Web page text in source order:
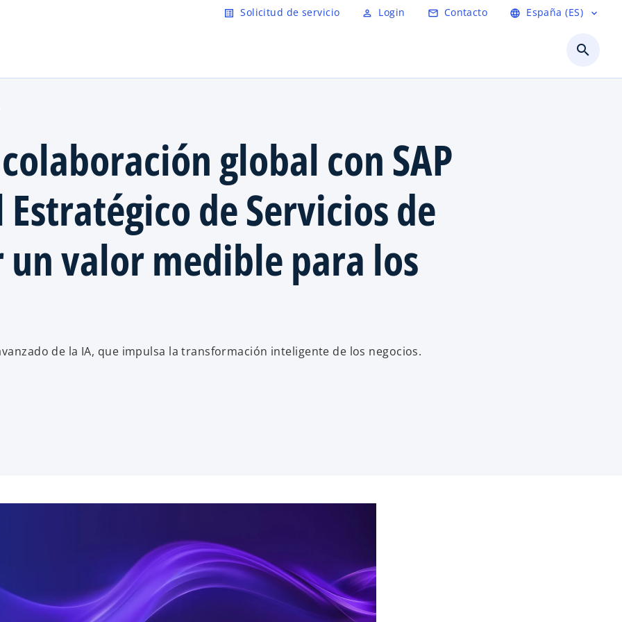
Saltar al contenido principal
list_alt Solicitud de servicio person_outline Login mail_outline Contacto language España (ES) expand_more
search
global con SAP
de Servicios de
un valor medible para los
de la IA, que impulsa la transformación inteligente de los negocios.